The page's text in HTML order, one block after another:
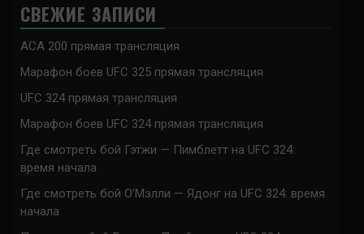
СВЕЖИЕ ЗАПИСИ
ACA 200 прямая трансляция
Марафон боев UFC 325 прямая трансляция
UFC 324 прямая трансляция
Марафон боев UFC 324 прямая трансляция
Где смотреть бой Гэтжи — Пимблетт на UFC 324:
время начала
Где смотреть бой О’Мэлли — Ядонг на UFC 324: время
начала